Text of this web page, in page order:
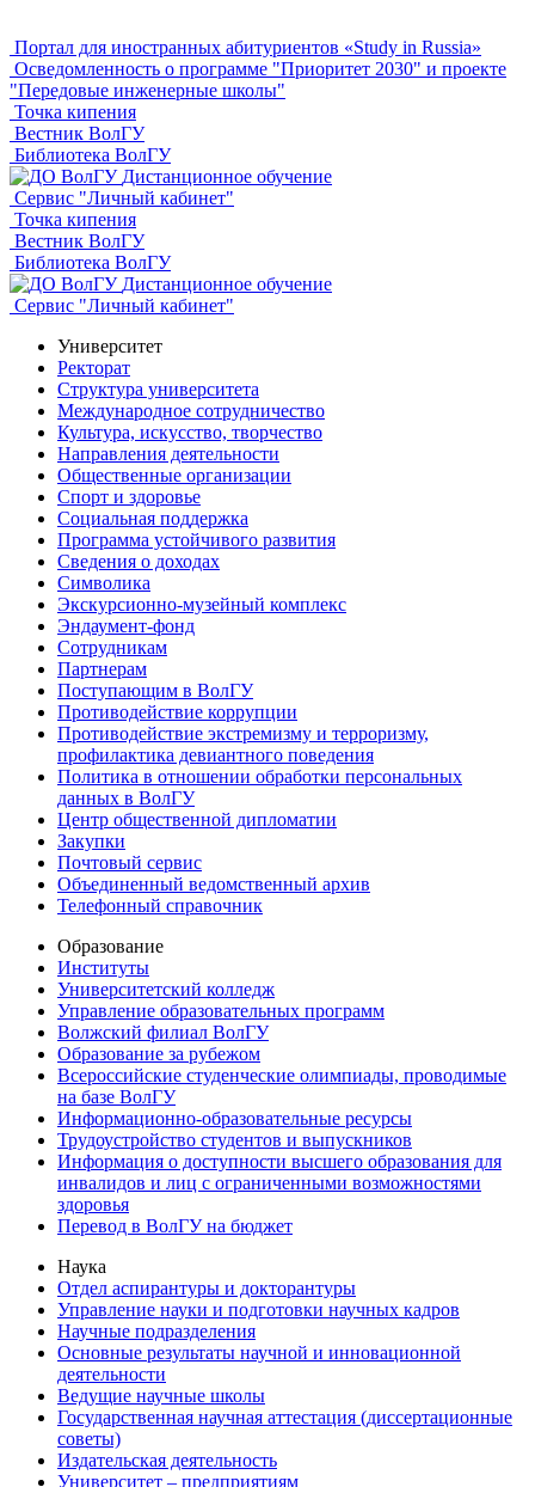
Портал для иностранных абитуриентов «Study in Russia»
Осведомленность о программе "Приоритет 2030" и проекте
"Передовые инженерные школы"
Точка кипения
Вестник ВолГУ
Библиотека ВолГУ
Дистанционное обучение
Сервис "Личный кабинет"
Точка кипения
Вестник ВолГУ
Библиотека ВолГУ
Дистанционное обучение
Сервис "Личный кабинет"
Университет
Ректорат
Структура университета
Международное сотрудничество
Культура, искусство, творчество
Направления деятельности
Общественные организации
Спорт и здоровье
Социальная поддержка
Программа устойчивого развития
Сведения о доходах
Символика
Экскурсионно-музейный комплекс
Эндаумент-фонд
Сотрудникам
Партнерам
Поступающим в ВолГУ
Противодействие коррупции
Противодействие экстремизму и терроризму,
профилактика девиантного поведения
Политика в отношении обработки персональных
данных в ВолГУ
Центр общественной дипломатии
Закупки
Почтовый сервис
Объединенный ведомственный архив
Телефонный справочник
Образование
Институты
Университетский колледж
Управление образовательных программ
Волжский филиал ВолГУ
Образование за рубежом
Всероссийские студенческие олимпиады, проводимые
на базе ВолГУ
Информационно-образовательные ресурсы
Трудоустройство студентов и выпускников
Информация о доступности высшего образования для
инвалидов и лиц с ограниченными возможностями
здоровья
Перевод в ВолГУ на бюджет
Наука
Отдел аспирантуры и докторантуры
Управление науки и подготовки научных кадров
Научные подразделения
Основные результаты научной и инновационной
деятельности
Ведущие научные школы
Государственная научная аттестация (диссертационные
советы)
Издательская деятельность
Университет – предприятиям